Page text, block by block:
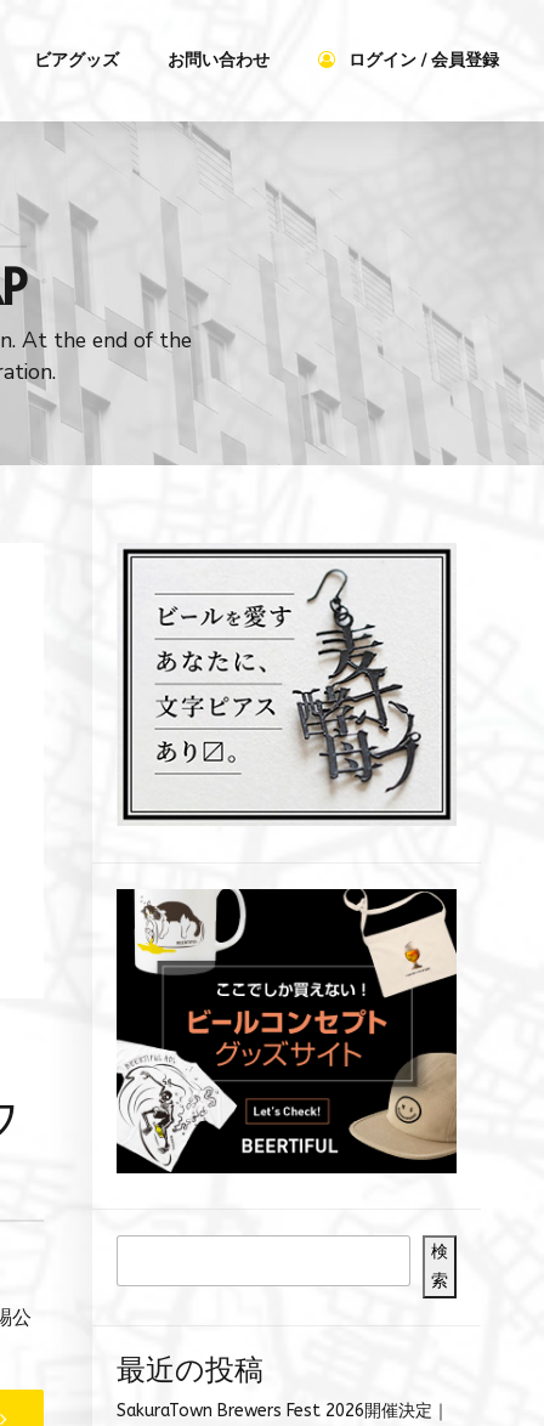
ログイン / 会員登録
ビアグッズ お問い合わせ
At the end of the
公
検
索
最近の投稿
SakuraTown Brewers Fest 2026開催決定｜